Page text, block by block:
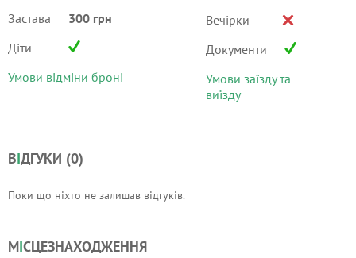
Застава
300 грн
Діти
Умови відміни броні
Вечірки
Документи
Умови заїзду та
виїзду
ВІДГУКИ (0)
Поки що ніхто не залишав відгуків.
МІСЦЕЗНАХОДЖЕННЯ